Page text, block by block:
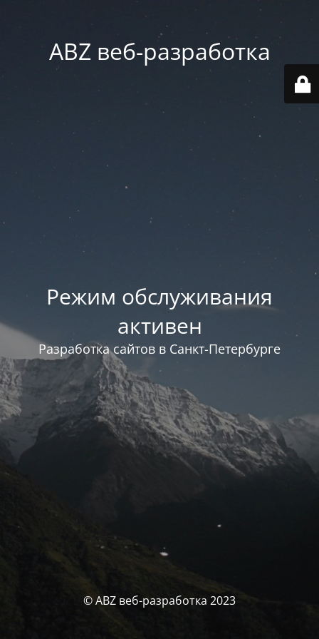
ABZ веб-разработка
Режим обслуживания
активен
Разработка сайтов в Санкт-Петербурге
© ABZ веб-разработка 2023